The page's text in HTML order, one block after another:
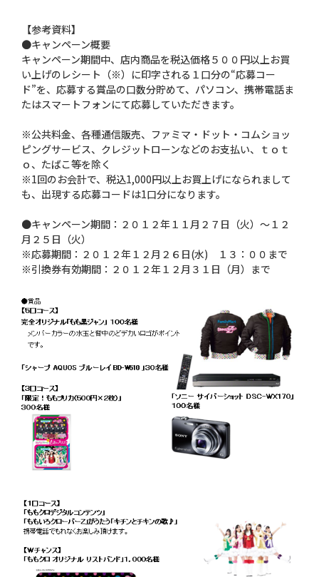
【参考資料】
●キャンペーン概要
キャンペーン期間中、店内商品を税込価格５００円以上お買
い上げのレシート（※）に印字される１口分の“応募コー
ド”を、応募する賞品の口数分貯めて、パソコン、携帯電話ま
たはスマートフォンにて応募していただきます。
※公共料金、各種通信販売、ファミマ・ドット・コムショッ
ピングサービス、クレジットローンなどのお支払い、ｔｏｔ
ｏ、たばこ等を除く
※1回のお会計で、税込1,000円以上お買上げになられまして
も、出現する応募コードは1口分になります。
●キャンペーン期間：２０１２年１１月２７日（火）〜１２
月２５日（火）
※応募期間：２０１２年１２月２６日(水) １３：００まで
※引換券有効期間：２０１２年１２月３１日（月）まで